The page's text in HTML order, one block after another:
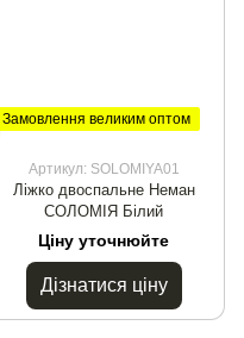
Замовлення великим оптом
Артикул: SOLOMIYA01
Ліжко двоспальне Неман
СОЛОМІЯ Білий
Ціну уточнюйте
Дізнатися ціну